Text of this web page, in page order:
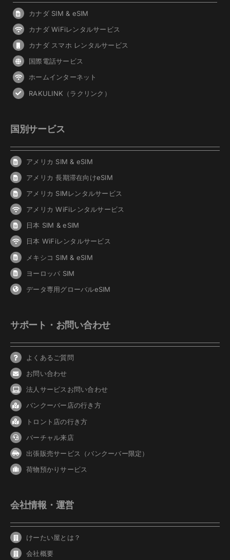
カナダ SIM & eSIM
カナダ WiFiレンタルサービス
カナダ スマホ レンタルサービス
国際電話サービス
ホームインターネット
RAKULINK（ラクリンク）
国別サービス
アメリカ SIM & eSIM
アメリカ 長期滞在向けeSIM
アメリカ SIMレンタルサービス
アメリカ WiFiレンタルサービス
日本 SIM & eSIM
日本 WiFiレンタルサービス
メキシコ SIM & eSIM
ヨーロッパ SIM
データ専用グローバルeSIM
サポート・お問い合わせ
よくあるご質問
お問い合わせ
法人サービスお問い合わせ
バンクーバー店の行き方
トロント店の行き方
バーチャル来店
出張販売サービス（バンクーバー限定）
荷物預かりサービス
会社情報・運営
けーたい屋とは？
会社概要